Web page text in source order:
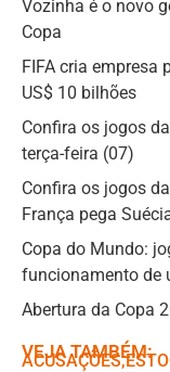
Vozinha é o novo
Copa
FIFA cria empresa
US$ 10 bilhões
Confira os jogos
terça-feira (07)
Confira os jogos
França pega
Copa do Mundo:
funcionamento de
Abertura da Copa
VEJA TAMBÉM:
ACUSAÇÕES,ㅤ